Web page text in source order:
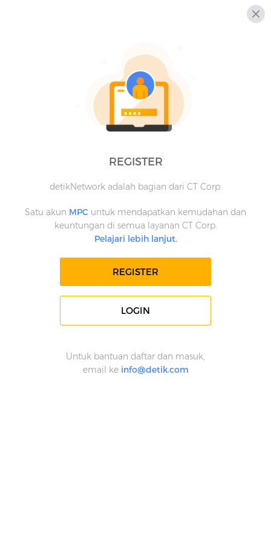
REGISTER
detikNetwork adalah bagian dari CT Corp.
Satu akun MPC untuk mendapatkan kemudahan dan
keuntungan di semua layanan CT Corp.
Pelajari lebih lanjut.
REGISTER
LOGIN
Untuk bantuan daftar dan masuk,
email ke info@detik.com